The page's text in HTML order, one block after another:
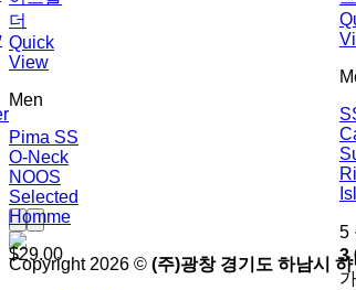
Quick
View
Men
Pima SS
O-Neck
NOOS
Selected
Homme
$29.00
5
Copyright 2026 © (주)광창 경기도 하남시